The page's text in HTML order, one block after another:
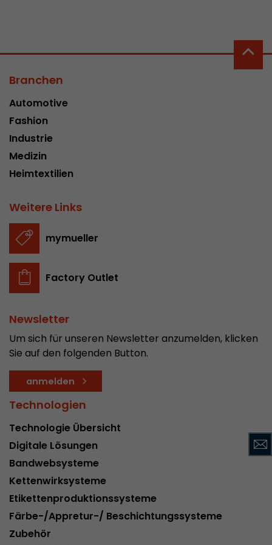
Branchen
Automotive
Fashion
Industrie
Medizin
Heimtextilien
Weitere Links
mymueller
Factory Outlet
Newsletter
Um sich für unseren Newsletter anzumelden, klicken
Sie auf den folgenden Button.
anmelden
Technologien
Technologie Übersicht
Digitale Lösungen
Bandwebsysteme
Kettenwirksysteme
Etikettenproduktionssysteme
Färbe-/Appretur-/ Beschichtungssysteme
Zubehör
des ersten Besuches, der Zeitpunkt zu
Name
Provider
Laufzeit
abgelaufen ist und wie tief sich ein Besucher
aktuellen Besuches und die Startzeit des
Name __utmc
Laufzeit pro Sitzung
Zweck
Analytics nicht mehr verwendet. Für die
von Seiten welche noch den urchin.js
wird dieses Cookie dennoch geschrieben und
Debugging und der Verwendung des neuen
Codes nicht berücksichtigt werden.
Name __utmz
Provider www.google.com/analytics/
Laufzeit